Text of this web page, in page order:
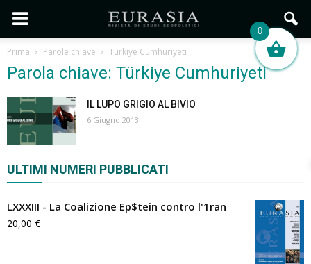
Prima Parole chiave Türkiye Cumhuriyeti
Parola chiave: Türkiye Cumhuriyeti
IL LUPO GRIGIO AL BIVIO
6 Giugno 2013
ULTIMI NUMERI PUBBLICATI
LXXXIII - La Coalizione Ep$tein contro l'1ran
20,00 €
0